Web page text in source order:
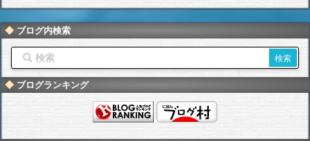
ブログ内検索
ブログランキング